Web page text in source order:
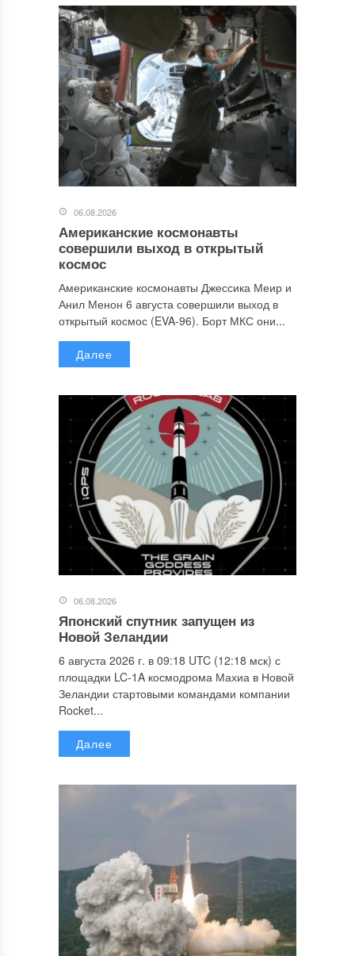
06.08.2026
Американские космонавты
совершили выход в открытый
космос
Американские космонавты Джессика Меир и
Анил Менон 6 августа совершили выход в
открытый космос (EVA-96). Борт МКС они...
Далее
06.08.2026
Японский спутник запущен из
Новой Зеландии
6 августа 2026 г. в 09:18 UTC (12:18 мск) с
площадки LC-1A космодрома Махиа в Новой
Зеландии стартовыми командами компании
Rocket...
Далее